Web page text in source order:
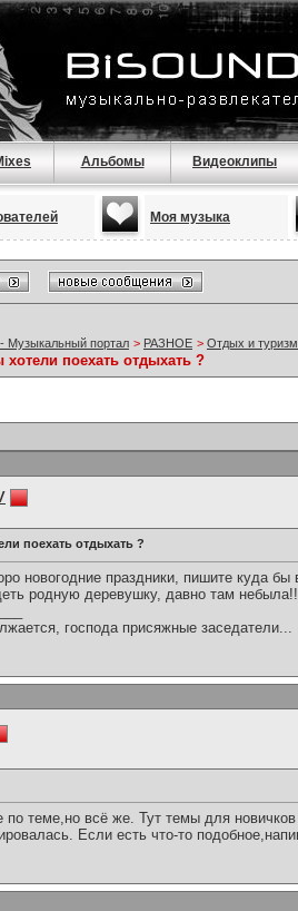
Альбомы Видеоклипы
Моя музыка
Музыкальный портал > РАЗНОЕ > Отдых и туризм
поехать отдыхать ?
поехать отдыхать ?
новогодние праздники, пишите куда
родную деревушку, давно там
господа присяжные заседатели...
по теме,но всё же. Тут темы для
Если есть что-то